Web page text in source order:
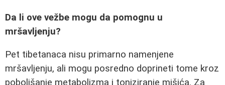
Da li ove vežbe mogu da pomognu u
mršavljenju?
Pet tibetanaca nisu primarno namenjene
mršavljenju, ali mogu posredno doprineti tome kroz
poboljšanje metabolizma i toniziranje mišića. Za